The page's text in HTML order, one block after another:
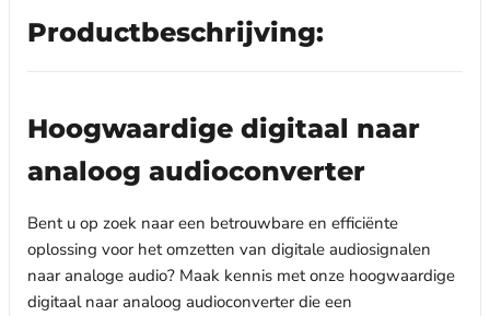
Productbeschrijving:
Hoogwaardige digitaal naar
analoog audioconverter
Bent u op zoek naar een betrouwbare en efficiënte
oplossing voor het omzetten van digitale audiosignalen
naar analoge audio? Maak kennis met onze hoogwaardige
digitaal naar analoog audioconverter die een